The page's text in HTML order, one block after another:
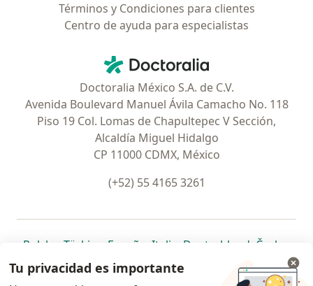
Términos y Condiciones para clientes
Centro de ayuda para especialistas
Doctoralia - Página de inicio
Doctoralia México S.A. de C.V.
Avenida Boulevard Manuel Ávila Camacho No. 118
Piso 19 Col. Lomas de Chapultepec V Sección,
Alcaldía Miguel Hidalgo
CP 11000 CDMX, México
(+52) 55 4165 3261
Polska se abre en una nueva pestaña
Türkiye se abre en una nueva pestaña
España se abre en una nueva pestaña
Italia se abre en una nueva
Deutschlandse abre en
Česko
Portugal
se abre en una nueva pestaña
México se abre en una nueva pestaña
Chile se abre en una nueva pestaña
Brasil se abre en una nueva
se abre en
se
se abre en una nueva
Tu privacidad es importante